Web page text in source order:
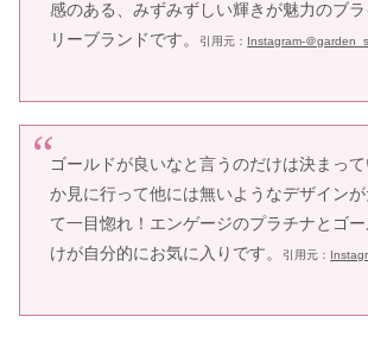
サマンサティアラの年
人＆対象年齢も
ディオールの年齢層は
感のある、みずみずしい輝きが魅力のブ
リーブランドです。
引用元： Instagram-＠
ゴールドが良いなと言うのだけは決まっ
か見に行って他には無いようなデザイン
て一目惚れ！エンゲージのプラチナとゴ
けが自分的にお気に入りです。
引用元：